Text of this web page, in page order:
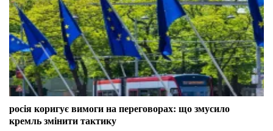
росія коригує вимоги на переговорах: що змусило
кремль змінити тактику